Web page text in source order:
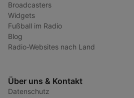
Broadcasters
Widgets
Fußball im Radio
Blog
Radio-Websites nach Land
Über uns & Kontakt
Datenschutz